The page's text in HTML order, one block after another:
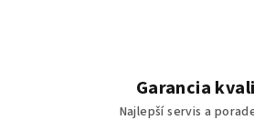
Garancia
Najlepší servis a